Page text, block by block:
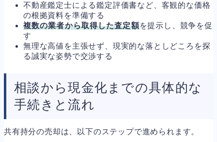
不動産鑑定士による鑑定評価書など、客観的な価格
の根拠資料を準備する
複数の業者から取得した査定額を提示し、競争を促
す
無理な高値を主張せず、現実的な落としどころを探
る誠実な姿勢で交渉する
相談から現金化までの具体的な
手続きと流れ
共有持分の売却は、以下のステップで進められます。